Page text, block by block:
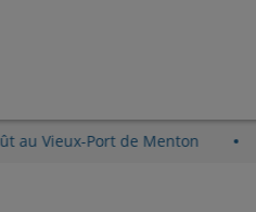
8 août au Vieux-Port de Menton